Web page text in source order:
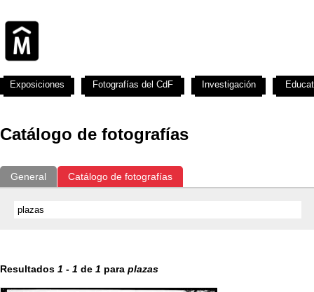
Catálogo de fotografías
General Catálogo de fotografías
Resultados 1 - 1 de 1 para plazas
Exposiciones Fotografías del CdF Investigación